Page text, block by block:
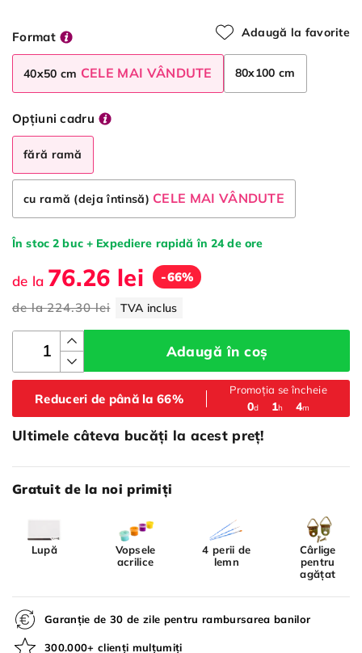
Adaugă la favorite
Format
40x50 cm CELE MAI VÂNDUTE 80x100 cm
Opțiuni cadru
fără ramă
cu ramă (deja întinsă) CELE MAI VÂNDUTE
În stoc 2 buc + Expediere rapidă în 24 de ore
de la 76.26 lei
-66%
de la224.30 lei TVA inclus
Adaugă în coș
Reduceri de până la 66%
Promoția se încheie
0d 1h 4m
Ultimele câteva bucăți la acest preț!
Gratuit de la noi primiți
Lupă
Vopsele
acrilice
4 perii de
lemn
Cârlige
pentru
agățat
Garanție de 30 de zile pentru rambursarea banilor
300.000+ clienți mulțumiți